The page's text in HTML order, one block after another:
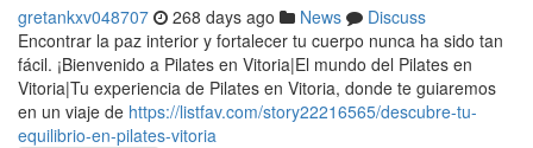
gretankxv048707 268 days ago News
Discuss
Encontrar la paz interior y fortalecer tu cuerpo nunca ha sido tan
fácil. ¡Bienvenido a Pilates en Vitoria|El mundo del Pilates en
Vitoria|Tu experiencia de Pilates en Vitoria, donde te guiaremos
en un viaje de https://listfav.com/story22216565/descubre-tu-
equilibrio-en-pilates-vitoria